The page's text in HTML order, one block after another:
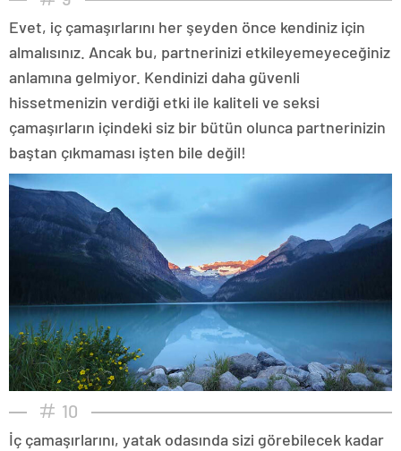
Evet, iç çamaşırlarını her şeyden önce kendiniz için
almalısınız. Ancak bu, partnerinizi etkileyemeyeceğiniz
anlamına gelmiyor. Kendinizi daha güvenli
hissetmenizin verdiği etki ile kaliteli ve seksi
çamaşırların içindeki siz bir bütün olunca partnerinizin
baştan çıkmaması işten bile değil!
10
İç çamaşırlarını, yatak odasında sizi görebilecek kadar